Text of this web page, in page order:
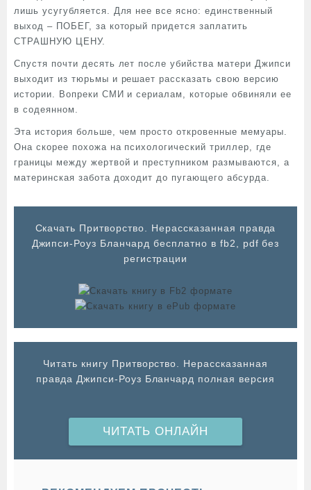
лишь усугубляется. Для нее все ясно: единственный
выход – ПОБЕГ, за который придется заплатить
СТРАШНУЮ ЦЕНУ.
Спустя почти десять лет после убийства матери Джипси
выходит из тюрьмы и решает рассказать свою версию
истории. Вопреки СМИ и сериалам, которые обвиняли ее
в содеянном.
Эта история больше, чем просто откровенные мемуары.
Она скорее похожа на психологический триллер, где
границы между жертвой и преступником размываются, а
материнская забота доходит до пугающего абсурда.
Cкачать Притворство. Нерассказанная правда
Джипси-Роуз Бланчард бесплатно в fb2, pdf без
регистрации
Читать книгу Притворство. Нерассказанная
правда Джипси-Роуз Бланчард полная версия
ЧИТАТЬ ОНЛАЙН